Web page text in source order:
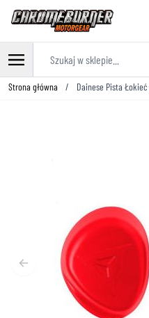
Przejdź do treści
Strona główna / Dainese Pista